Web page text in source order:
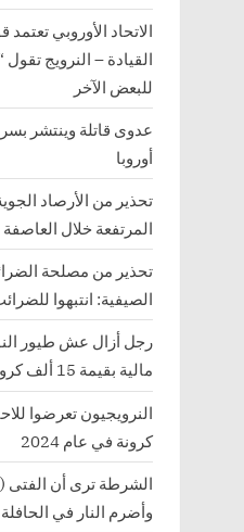
الاتحاد الأوروبي
القيادة – النرويج
للبعض الآخر
عدوى قاتلة وينتشر
أوروبا
تحذير من الأرصاد
المرتفعة خلال العاصفة
تحذير من مصلحة
الصيفية: انتبهوا
رجل أزال عش طيور
مالية بقيمة 15 ألف كرونة نرويجية
النرويجيون تعرضوا
كرونة في عام 2024
وأضرم النار في